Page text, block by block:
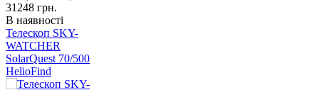
31248 грн.
В наявності
Телескоп SKY-
WATCHER
SolarQuest 70/500
HelioFind